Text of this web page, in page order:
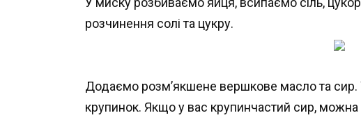
розчинення солі та цукру.
Додаємо розм’якшене вершкове масло та
крупинок. Якщо у вас крупинчастий сир,